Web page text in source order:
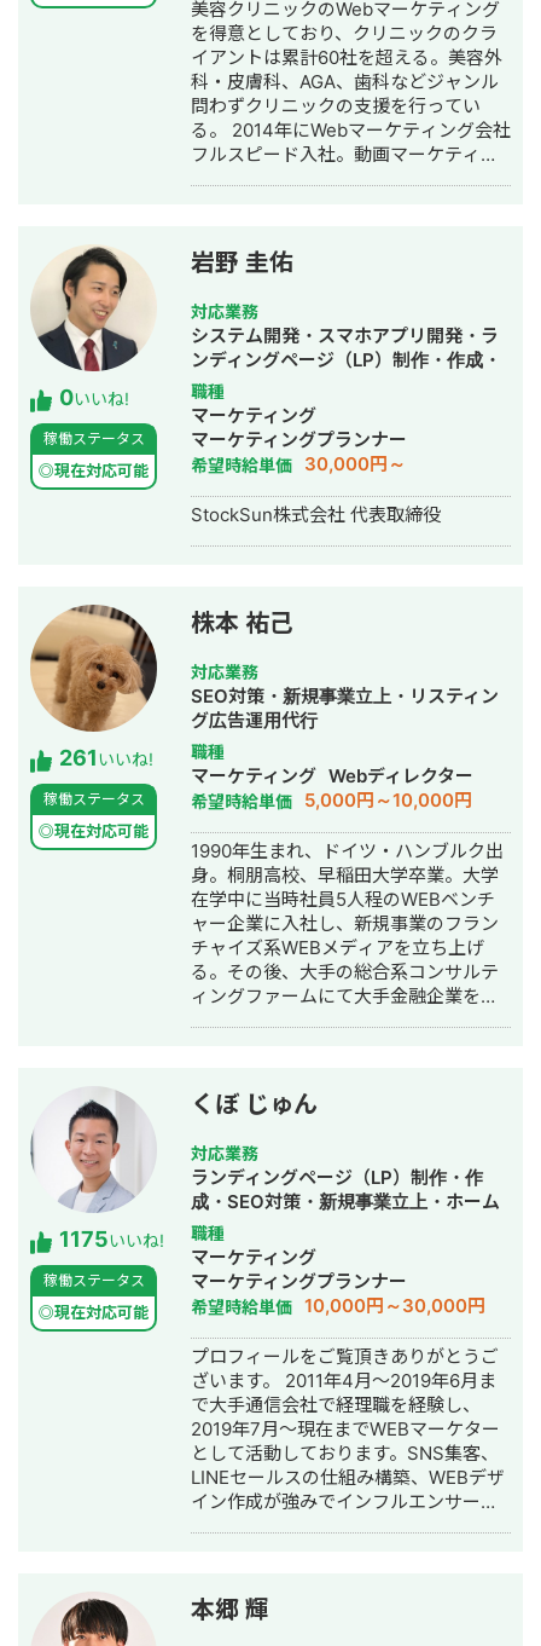
ナー制作・デザイン・ロゴデザイン・
作成・リスティング広告運用代行・オ
ウンドメディア制作・構築・運用代
行・動画制作・動画編集・営業代行
美容クリニックのWebマーケティング
を得意としており、クリニックのクラ
イアントは累計60社を超える。美容外
科・皮膚科、AGA、歯科などジャンル
問わずクリニックの支援を行ってい
る。 2014年にWebマーケティング会社
フルスピード入社。動画マーケティン
独立。 独立後はフリーランスとなり、
フロントエンドエンジニア兼総合Web
マーケターとして活動。現在はWebコ
ンサルティング会社を創設し、法人と
してStockSunに参画。
0いいね!
稼働ステータス
◎現在対応可能
岩野 圭佑
対応業務
システム開発・スマホアプリ開発・ラ
ンディングページ（LP）制作・作成・
Youtubeチャンネル運営代行・立ち上
げ・ECサイト構築・ネットショップ作
成代行・SEO対策・新規事業立上・
SNS運用代行・ホームページ制作・作
成・リスティング広告運用代行・動画
制作・動画編集
職種
マーケティング
マーケティングプランナー
希望時給単価 30,000円～
StockSun株式会社 代表取締役
261いいね!
稼働ステータス
◎現在対応可能
株本 祐己
対応業務
SEO対策・新規事業立上・リスティン
グ広告運用代行
職種
マーケティング Webディレクター
希望時給単価 5,000円～10,000円
1990年生まれ、ドイツ・ハンブルク出
身。桐朋高校、早稲田大学卒業。大学
在学中に当時社員5人程のWEBベンチ
ャー企業に入社し、新規事業のフラン
チャイズ系WEBメディアを立ち上げ
る。その後、大手の総合系コンサルテ
ィングファームにて大手金融企業を顧
1175いいね!
稼働ステータス
◎現在対応可能
くぼ じゅん
対応業務
ランディングページ（LP）制作・作
成・SEO対策・新規事業立上・ホーム
ページ制作・作成・リスティング広告
運用代行
職種
マーケティング
マーケティングプランナー
希望時給単価 10,000円～30,000円
プロフィールをご覧頂きありがとうご
ざいます。 2011年4月～2019年6月ま
で大手通信会社で経理職を経験し、
2019年7月～現在までWEBマーケター
として活動しております。SNS集客、
LINEセールスの仕組み構築、WEBデザ
イン作成が強みでインフルエンサーの
本郷 輝